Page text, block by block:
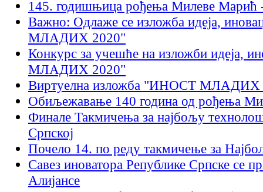
145. годишњица рођења Милеве Марић
Важно: Одлаже се изложбa идеја,
МЛАДИХ 2020"
Конкурс за учешће на изложби идеја,
МЛАДИХ 2020"
Виртуелна изложба "ИНОСТ МЛАДИХ
Обиљежавање 140 година од рођења
Финале Такмичења за најбољу
Српској
Почело 14. по реду такмичење за
Савез иноватора Републике Српске се
Алијансе